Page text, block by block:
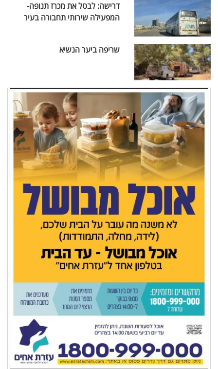
דרישה: לבטל את מכרז תנופה-
המפעילה שירותי תחבורה בעיר
שריפה ביער הנשיא